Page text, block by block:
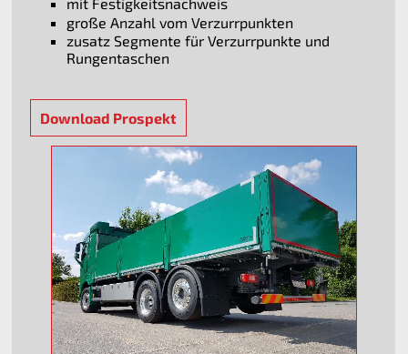
große Anzahl vom Verzurrpunkten
zusatz Segmente für Verzurrpunkte und
Rungentaschen
Download Prospekt